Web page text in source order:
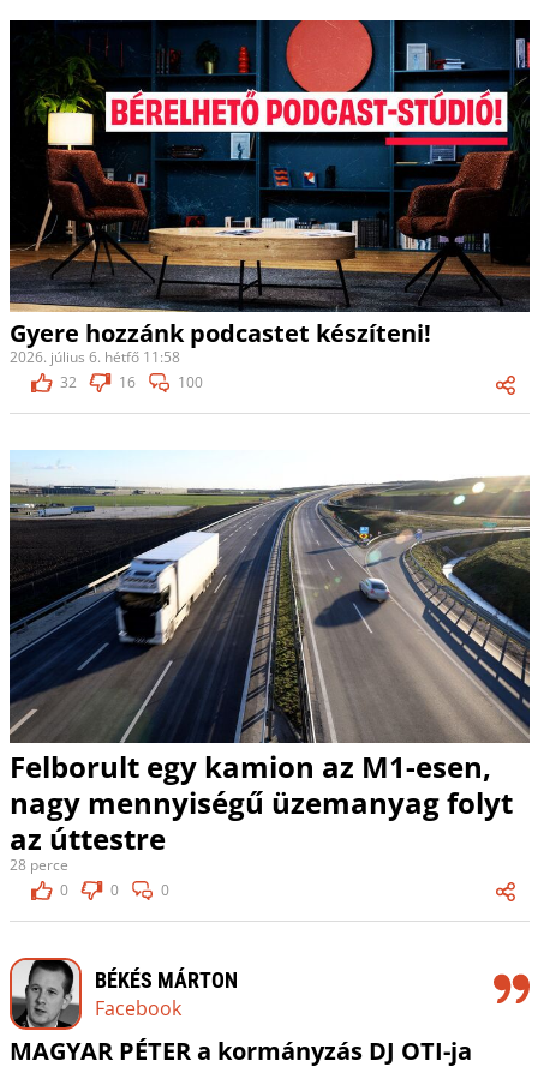
Gyere hozzánk podcastet készíteni!
2026. július 6. hétfő 11:58
32
16 100
Felborult egy kamion az M1-esen,
nagy mennyiségű üzemanyag folyt
az úttestre
28 perce
0
0 0
BÉKÉS MÁRTON
Facebook
MAGYAR PÉTER a kormányzás DJ OTI-ja